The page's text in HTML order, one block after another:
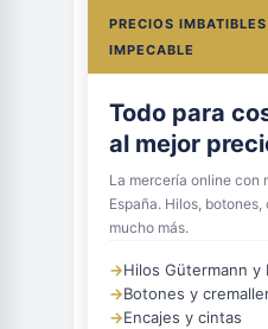
PRECIOS
IMPECABLE
Todo para
al mejor
La mercería online con
España. Hilos,
mucho más.
→Hilos Gütermann y
→Botones y
→Encajes y cintas